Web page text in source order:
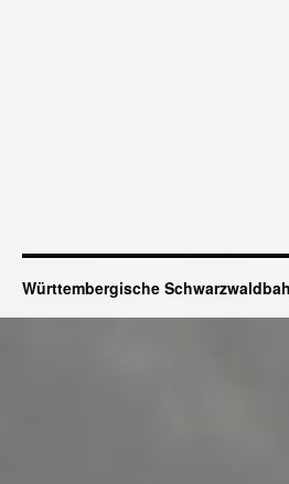
Württembergische